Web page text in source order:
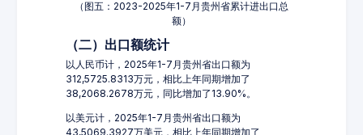
（图五：2023-2025年1-7月贵州省累计进出口总
额）
（二）出口额统计
以人民币计，2025年1-7月贵州省出口额为
312,5725.8313万元，相比上年同期增加了
38,2068.2678万元，同比增加了13.90%。
以美元计，2025年1-7月贵州省出口额为
43,5069.3927万美元，相比上年同期增加了